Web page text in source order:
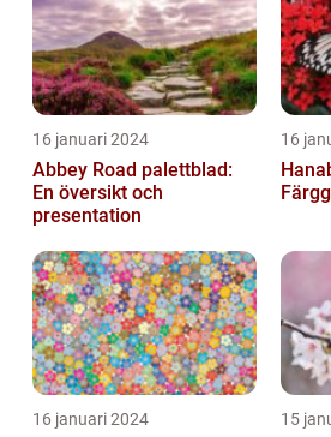
16 januari 2024
Abbey Road palettblad:
En översikt och
presentation
16
16 januari 2024 15